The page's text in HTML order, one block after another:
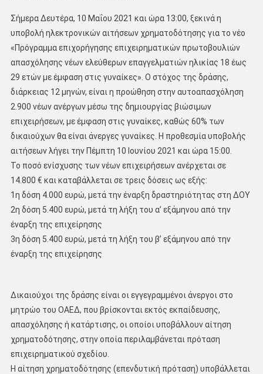
Σήμερα Δευτέρα, 10 Μαΐου 2021 και ώρα 13:00, ξεκινά η
υποβολή ηλεκτρονικών αιτήσεων χρηματοδότησης για το νέο
«Πρόγραμμα επιχορήγησης επιχειρηματικών πρωτοβουλιών
απασχόλησης νέων ελεύθερων επαγγελματιών ηλικίας 18 έως
29 ετών με έμφαση στις γυναίκες». Ο στόχος της δράσης,
διάρκειας 12 μηνών, είναι η προώθηση στην αυτοαπασχόληση
2.900 νέων ανέργων μέσω της δημιουργίας βιώσιμων
επιχειρήσεων, με έμφαση στις γυναίκες, καθώς 60% των
δικαιούχων θα είναι άνεργες γυναίκες. Η προθεσμία υποβολής
αιτήσεων λήγει την Πέμπτη 10 Ιουνίου 2021 και ώρα 15:00.
Το ποσό ενίσχυσης των νέων επιχειρήσεων ανέρχεται σε
14.800 € και καταβάλλεται σε τρεις δόσεις ως εξής:
1η δόση 4.000 ευρώ, μετά την έναρξη δραστηριότητας στη ΔΟΥ
2η δόση 5.400 ευρώ, μετά τη λήξη του α’ εξάμηνου από την
έναρξη της επιχείρησης
3η δόση 5.400 ευρώ, μετά τη λήξη του β’ εξάμηνου από την
έναρξη της επιχείρησης
Δικαιούχοι της δράσης είναι οι εγγεγραμμένοι άνεργοι στο
μητρώο του ΟΑΕΔ, που βρίσκονται εκτός εκπαίδευσης,
απασχόλησης ή κατάρτισης, οι οποίοι υποβάλλουν αίτηση
χρηματοδότησης, στην οποία περιλαμβάνεται πρόταση
επιχειρηματικού σχεδίου.
Η αίτηση χρηματοδότησης (επενδυτική πρόταση) υποβάλλεται